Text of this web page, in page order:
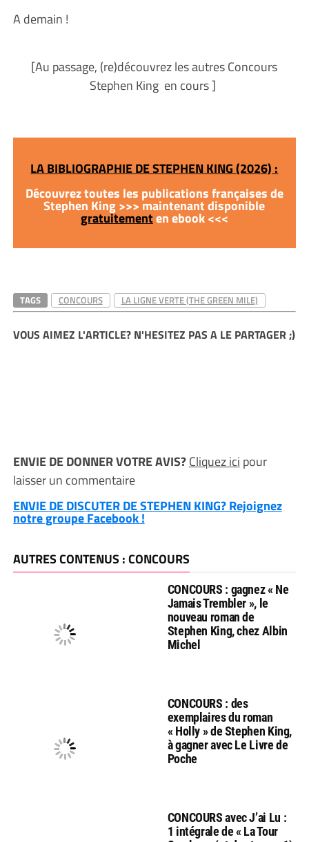
A demain !
[Au passage, (re)découvrez les autres Concours
Stephen King en cours ]
LA BIBLIOGRAPHIE DE STEPHEN KING (2026) :
Découvrez toutes les publications françaises de
Stephen King >>> maintenant disponible
gratuitementen ebook <<<
TAGS CONCOURS LA LIGNE VERTE (THE GREEN MILE)
VOUS AIMEZ L'ARTICLE? N'HESITEZ PAS A LE PARTAGER ;)
ENVIE DE DONNER VOTRE AVIS?Cliquez ici pour
laisser un commentaire
ENVIE DE DISCUTER DE STEPHEN KING? Rejoignez
notre groupe Facebook !
AUTRES CONTENUS : CONCOURS
CONCOURS : gagnez « Ne
Jamais Trembler », le
nouveau roman de
Stephen King, chez Albin
Michel
CONCOURS : des
exemplaires du roman
« Holly » de Stephen King,
à gagner avec Le Livre de
Poche
CONCOURS avec J’ai Lu :
1 intégrale de « La Tour